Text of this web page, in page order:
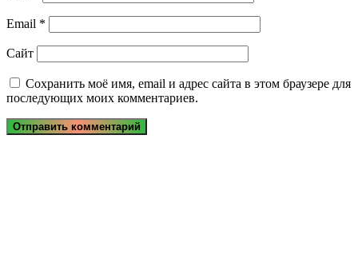
Email *
Сайт
Сохранить моё имя, email и адрес сайта в этом браузере для
последующих моих комментариев.